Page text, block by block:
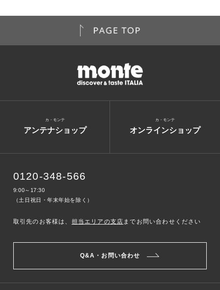
アンテナショップ
カ・モンテ
オンラインショップ
カ・モンテ
0120-348-566
9:00～17:30
（土日祝日・年末年始を除く）
取引先のお客様は、 担当エリアの支店 までお問い合わせください
Q&A・お問い合わせ